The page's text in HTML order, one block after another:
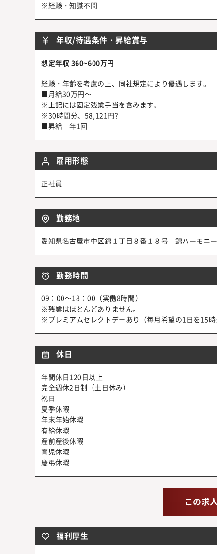
※経験・知識不問
年収/待遇条件・昇給賞与
想定年収 360~600万円
経験・年齢を考慮の上、同社規定により優遇します。
■月給30万円～
※上記には固定残業手当を含みます。
※30時間分、58,121円?
■昇給 年1回
雇用形態
正社員
勤務地
愛知県名古屋市中区錦１丁目８番１８号 錦ハーモニ
勤務時間
09：00～18：00（実働8時間）
※残業はほとんどありません。
※プレミアムセレクトデーあり（毎月希望の1日を15時
休日
年間休日120日以上
完全週休2日制（土日休み）
祝日
夏季休暇
年末年始休暇
有給休暇
産前産後休暇
育児休暇
慶弔休暇
この求
福利厚生